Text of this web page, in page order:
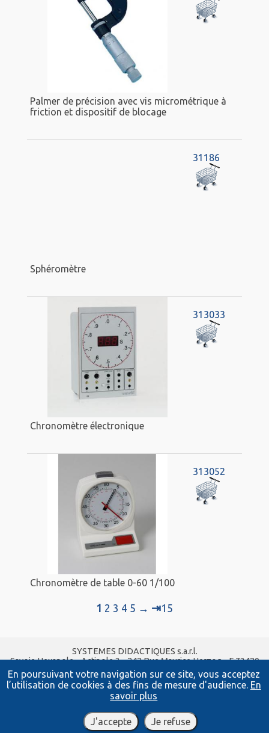
En poursuivant votre navigation sur ce site, vous acceptez
l’utilisation de cookies à des fins de mesure d'audience. En
savoir plus
J'accepte Je refuse
Palmer de précision avec vis micrométrique à
friction et dispositif de blocage
31186
Sphéromètre
313033
Chronomètre électronique
313052
Chronomètre de table 0-60 1/100
1 2 3 4 5 → ⇥15
SYSTEMES DIDACTIQUES s.a.r.l.
Savoie Hexapole - Actipole 3 - 242 Rue Maurice Herzog - F 73420
VIVIERS DU LAC
Tel : 04 56 42 80 70| Fax :04 56 42 80 71
xavier.granjon@systemes-didactiques.fr
systemes-didactiques.fr